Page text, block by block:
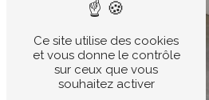
Ce site utilise des cookies
et vous donne le contrôle
sur ceux que vous
souhaitez activer